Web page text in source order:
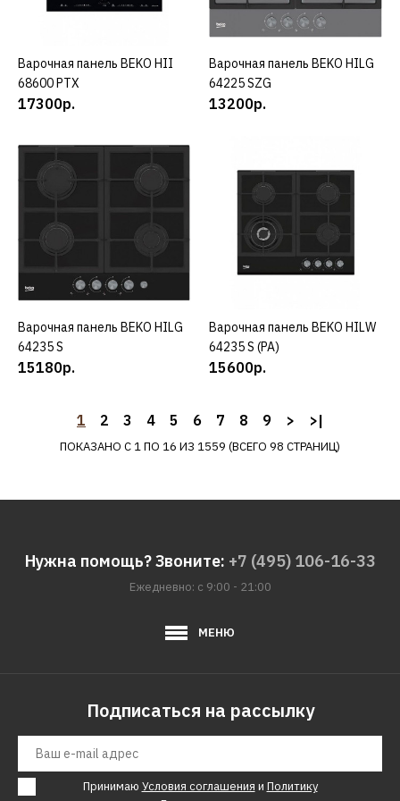
HIAW 64225 SX
16040р.
ДОБАВИТЬ В ПОЖЕЛАНИЯ
Варочная панель BEKO
HIC64404T
16068р.
ДОБАВИТЬ В ПОЖЕЛАНИЯ
10550р.
BEKO
Варочная панель BEKO
КУПИТЬ
Варочная панель BEKO HII
68600 PTX
17300р.
КУПИТЬ
Варочная панель BEKO HILG
64225 SZG
13200р.
КУПИТЬ
Варочная панель BEKO HILG
64235 S
15180р.
КУПИТЬ
Варочная панель BEKO HILW
64235 S (РА)
15600р.
1 2 3 4 5 6 7 8 9 > >|
ПОКАЗАНО С 1 ПО 16 ИЗ 1559 (ВСЕГО 98 СТРАНИЦ)
Нужна помощь? Звоните: +7 (495) 106-16-33
Ежедневно: с 9:00 - 21:00
МЕНЮ
Подписаться на рассылку
Принимаю Условия соглашения и Политику